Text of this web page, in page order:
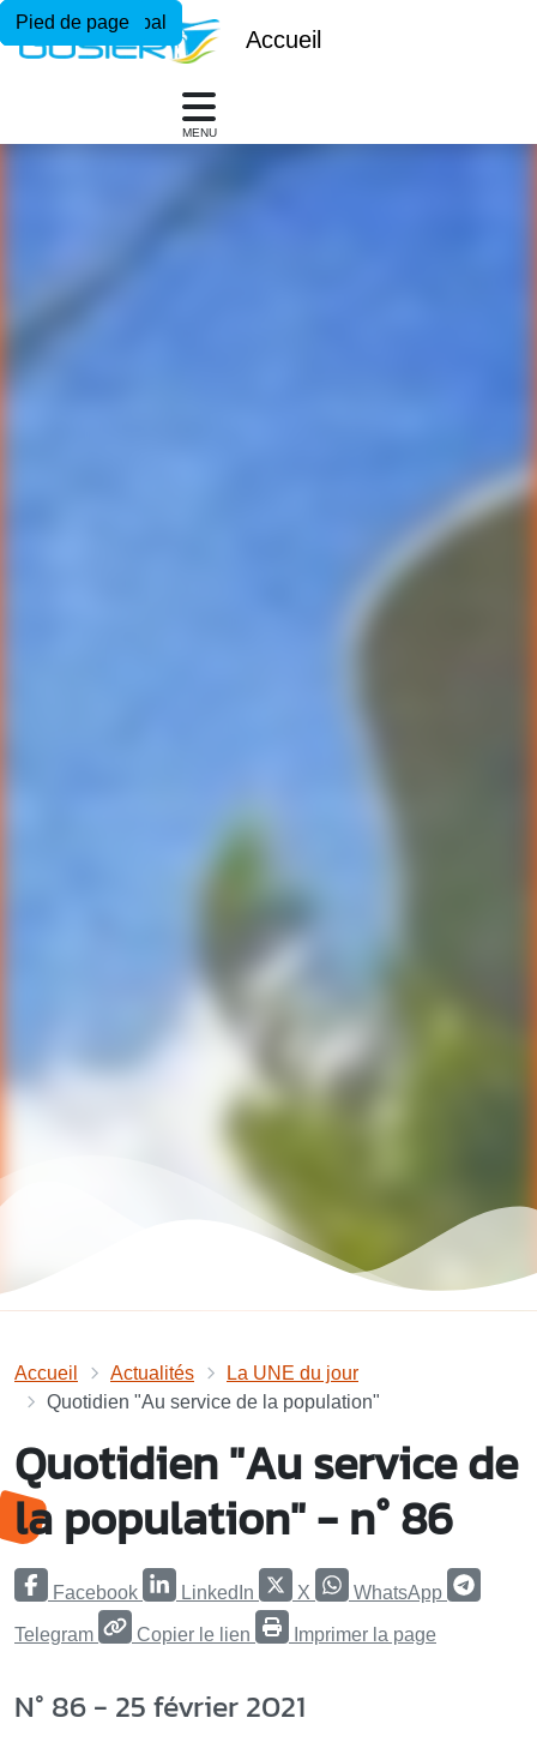
Menu principal
Contenu principal
Pied de page
Accueil
MENU
Accueil Actualités
La UNE du jour
Quotidien "Au service de la population"
Quotidien "Au service de
la population" - n° 86
Facebook LinkedIn X WhatsApp
Telegram Copier le lien Imprimer la page
N° 86 - 25 février 2021